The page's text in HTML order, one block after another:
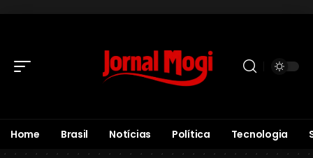
Home Brasil Notícias Política Tecnologia